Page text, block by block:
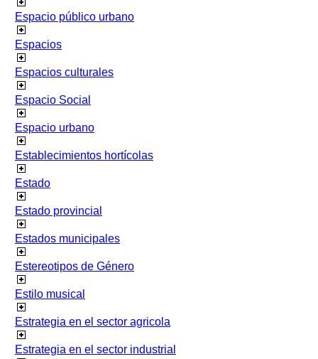
Espacio público urbano
Espacios
Espacios culturales
Espacio Social
Espacio urbano
Establecimientos hortícolas
Estado
Estado provincial
Estados municipales
Estereotipos de Género
Estilo musical
Estrategia en el sector agricola
Estrategia en el sector industrial